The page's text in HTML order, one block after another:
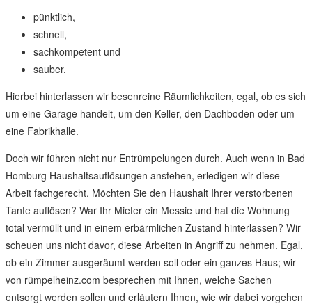
pünktlich,
schnell,
sachkompetent und
sauber.
Hierbei hinterlassen wir besenreine Räumlichkeiten, egal, ob es sich
um eine Garage handelt, um den Keller, den Dachboden oder um
eine Fabrikhalle.
Doch wir führen nicht nur Entrümpelungen durch. Auch wenn in Bad
Homburg Haushaltsauflösungen anstehen, erledigen wir diese
Arbeit fachgerecht. Möchten Sie den Haushalt Ihrer verstorbenen
Tante auflösen? War Ihr Mieter ein Messie und hat die Wohnung
total vermüllt und in einem erbärmlichen Zustand hinterlassen? Wir
scheuen uns nicht davor, diese Arbeiten in Angriff zu nehmen. Egal,
ob ein Zimmer ausgeräumt werden soll oder ein ganzes Haus; wir
von rümpelheinz.com besprechen mit Ihnen, welche Sachen
entsorgt werden sollen und erläutern Ihnen, wie wir dabei vorgehen